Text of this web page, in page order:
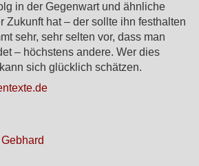
in der Gegenwart und ähnliche
Zukunft hat – der sollte ihn festhalten
sehr, sehr selten vor, dass man
– höchstens andere. Wer dies
sich glücklich schätzen.
Gebhard